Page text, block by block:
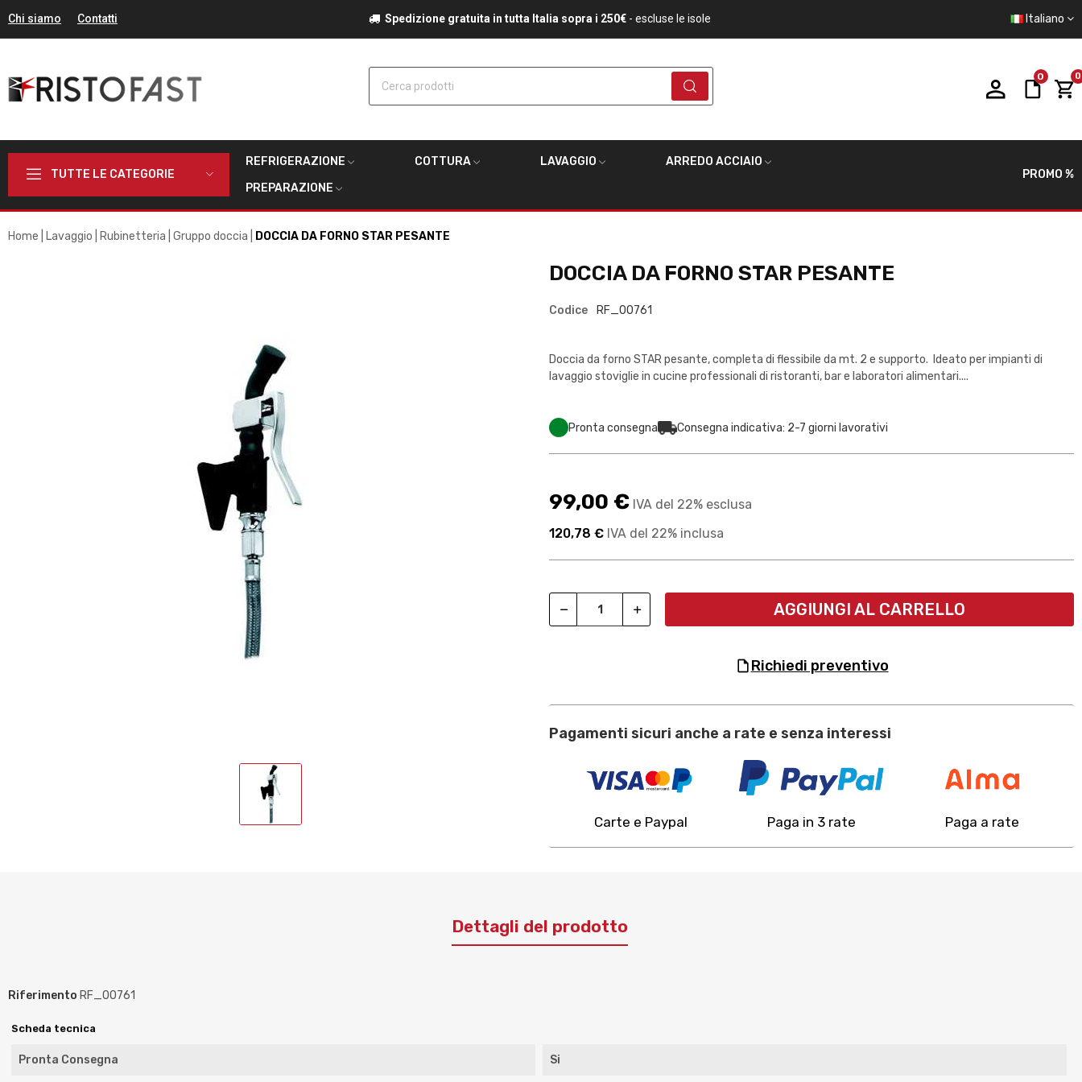
Chi siamo Contatti Spedizione gratuita in tutta Italia sopra i 250€- escluse le isole Italiano
Cerca prodotti
0 0
TUTTE LE CATEGORIE
REFRIGERAZIONE COTTURA LAVAGGIO
ARREDO ACCIAIO
PREPARAZIONE
PROMO %
Home Lavaggio Rubinetteria Gruppo doccia DOCCIA DA FORNO STAR PESANTE
DOCCIA DA FORNO STAR PESANTE
Codice RF_00761
Doccia da forno STAR pesante, completa di flessibile da mt. 2 e supporto. Ideato per impianti di
lavaggio stoviglie in cucine professionali di ristoranti, bar e laboratori alimentari....
Pronta consegna Consegna indicativa: 2-7 giorni lavorativi
99,00 € IVA del 22% esclusa
120,78 € IVA del 22% inclusa
AGGIUNGI AL CARRELLO
richiedi preventivo
Pagamenti sicuri anche a rate e senza interessi
Carte e Paypal Paga in 3 rate Paga a rate
Dettagli del prodotto
Riferimento RF_00761
Scheda tecnica
Pronta Consegna Si